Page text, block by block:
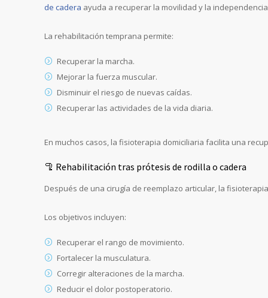
de cadera ayuda a recuperar la movilidad y la
La rehabilitación temprana permite:
Recuperar la marcha.
Mejorar la fuerza muscular.
Disminuir el riesgo de nuevas caídas.
Recuperar las actividades de la vida diaria.
En muchos casos, la fisioterapia domiciliaria facilita una
🦿 Rehabilitación tras prótesis de rodilla o cadera
Después de una cirugía de reemplazo articular, la
Los objetivos incluyen:
Recuperar el rango de movimiento.
Fortalecer la musculatura.
Corregir alteraciones de la marcha.
Reducir el dolor postoperatorio.